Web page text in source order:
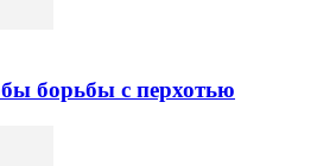
борьбы с перхотью